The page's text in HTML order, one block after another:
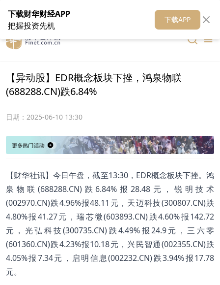
在线客服 关于我们 财华媒体矩阵 财华智库
【异动股】EDR概念板块下挫，鸿泉物联
(688288.CN)跌6.84%
日期： 2025-06-10 13:30
【财华社讯】今日午盘，截至13:30，EDR概念板块下挫。鸿
泉物联(688288.CN)跌6.84%报28.48元，锐明技术
(002970.CN)跌4.96%报48.11元，天迈科技(300807.CN)跌
4.80%报41.27元，瑞芯微(603893.CN)跌4.60%报142.72
元，光弘科技(300735.CN)跌4.49%报24.9元，三六零
(601360.CN)跌4.23%报10.18元，兴民智通(002355.CN)跌
4.05%报7.34元，启明信息(002232.CN)跌3.94%报17.78
元。
下载财华财经APP
把握投资先机
下载APP